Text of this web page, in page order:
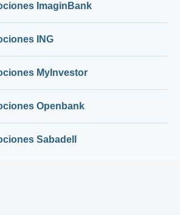
ImaginBank
ING
MyInvestor
Openbank
Sabadell